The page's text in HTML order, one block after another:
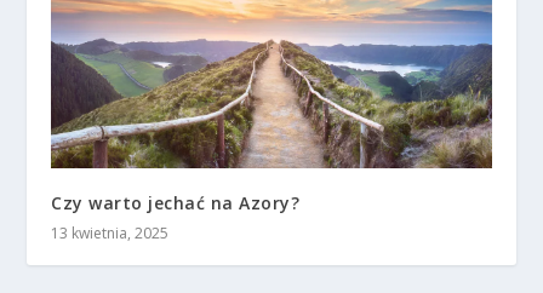
Czy warto jechać na Azory?
13 kwietnia, 2025